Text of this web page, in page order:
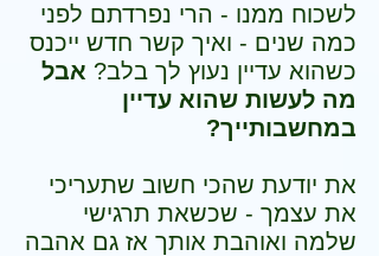
לשכוח ממנו - הרי נפרדתם לפני
כמה שנים - ואיך קשר חדש ייכנס
כשהוא עדיין נעוץ לך בלב? אבל
מה לעשות שהוא עדיין
במחשבותייך?
את יודעת שהכי חשוב שתעריכי
את עצמך - שכשאת תרגישי
שלמה ואוהבת אותך אז גם אהבה